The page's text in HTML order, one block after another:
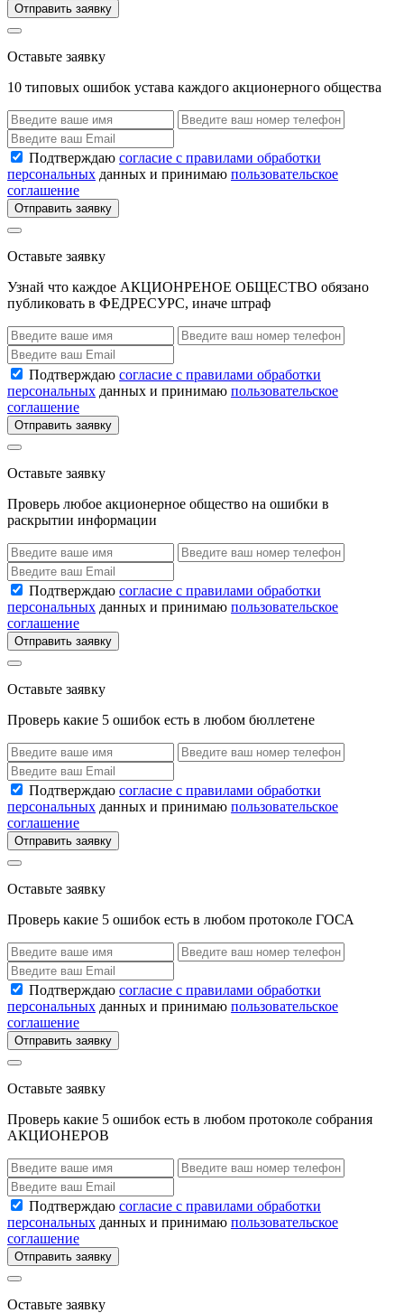
Отправить заявку
Оставьте заявку
10 типовых ошибок устава каждого акционерного общества
Подтверждаю согласие с правилами обработки
персональных данных и принимаю пользовательское
соглашение
Отправить заявку
Оставьте заявку
Узнай что каждое АКЦИОНРЕНОЕ ОБЩЕСТВО обязано
публиковать в ФЕДРЕСУРС, иначе штраф
Подтверждаю согласие с правилами обработки
персональных данных и принимаю пользовательское
соглашение
Отправить заявку
Оставьте заявку
Проверь любое акционерное общество на ошибки в
раскрытии информации
Подтверждаю согласие с правилами обработки
персональных данных и принимаю пользовательское
соглашение
Отправить заявку
Оставьте заявку
Проверь какие 5 ошибок есть в любом бюллетене
Подтверждаю согласие с правилами обработки
персональных данных и принимаю пользовательское
соглашение
Отправить заявку
Оставьте заявку
Проверь какие 5 ошибок есть в любом протоколе ГОСА
Подтверждаю согласие с правилами обработки
персональных данных и принимаю пользовательское
соглашение
Отправить заявку
Оставьте заявку
Проверь какие 5 ошибок есть в любом протоколе собрания
АКЦИОНЕРОВ
Подтверждаю согласие с правилами обработки
персональных данных и принимаю пользовательское
соглашение
Отправить заявку
Оставьте заявку